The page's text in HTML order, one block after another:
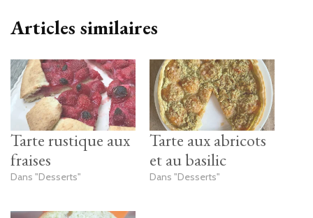
Articles similaires
Tarte rustique aux
fraises
Dans "Desserts"
Tarte aux abricots
et au basilic
Dans "Desserts"